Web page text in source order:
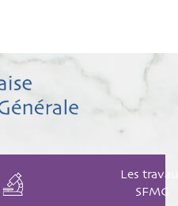
Les travaux
SFMG